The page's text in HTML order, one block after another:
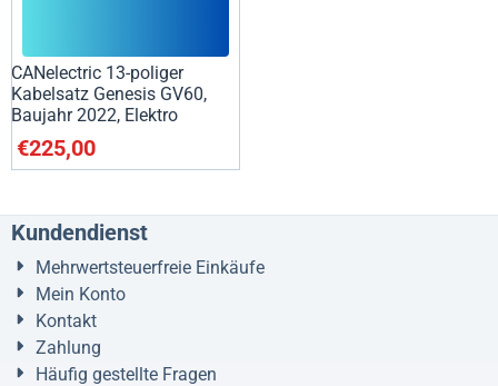
CANelectric 13-poliger
Kabelsatz Genesis GV60,
Baujahr 2022, Elektro
€225,00
Kundendienst
Mehrwertsteuerfreie Einkäufe
Mein Konto
Kontakt
Zahlung
Häufig gestellte Fragen